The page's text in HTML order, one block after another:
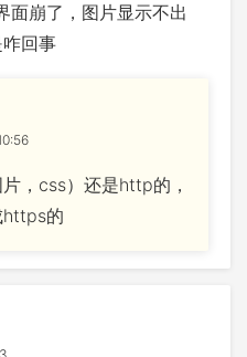
面崩了，图片显示不出
回事
，css）还是http的，
https的